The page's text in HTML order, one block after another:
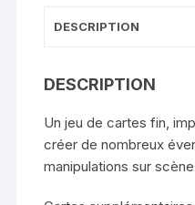
DESCRIPTION
DESCRIPTION
Un jeu de cartes fin,
créer de nombreux
manipulations sur